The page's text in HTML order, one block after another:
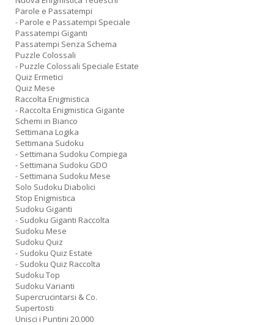
Parole e Passatempi
- Parole e Passatempi Speciale
Passatempi Giganti
Passatempi Senza Schema
Puzzle Colossali
- Puzzle Colossali Speciale Estate
Quiz Ermetici
Quiz Mese
Raccolta Enigmistica
- Raccolta Enigmistica Gigante
Schemi in Bianco
Settimana Logika
Settimana Sudoku
- Settimana Sudoku Compiega
- Settimana Sudoku GDO
- Settimana Sudoku Mese
Solo Sudoku Diabolici
Stop Enigmistica
Sudoku Giganti
- Sudoku Giganti Raccolta
Sudoku Mese
Sudoku Quiz
- Sudoku Quiz Estate
- Sudoku Quiz Raccolta
Sudoku Top
Sudoku Varianti
Supercrucintarsi & Co.
Supertosti
Unisci i Puntini 20.000